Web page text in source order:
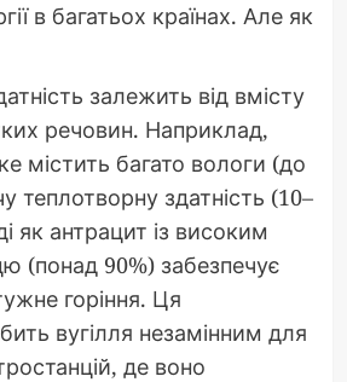
в багатьох країнах. Але як
залежить від вмісту
речовин. Наприклад,
містить багато вологи (до
теплотворну здатність (10–
як антрацит із високим
(понад 90%) забезпечує
горіння. Ця
вугілля незамінним для
де воно